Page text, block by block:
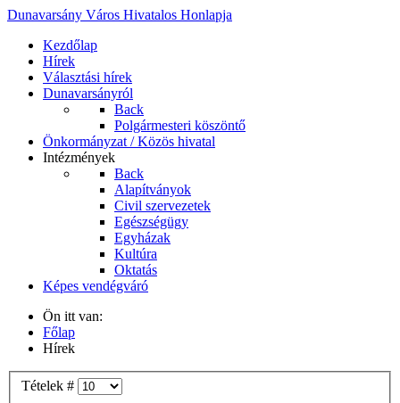
Dunavarsány Város Hivatalos Honlapja
Kezdőlap
Hírek
Választási hírek
Dunavarsányról
Back
Polgármesteri köszöntő
Önkormányzat / Közös hivatal
Intézmények
Back
Alapítványok
Civil szervezetek
Egészségügy
Egyházak
Kultúra
Oktatás
Képes vendégváró
Ön itt van:
Főlap
Hírek
Tételek #